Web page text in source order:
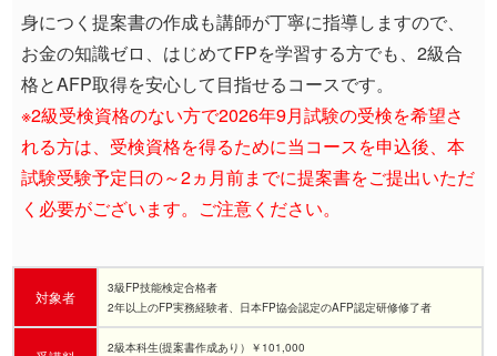
身につく提案書の作成も講師が丁寧に指導しますので、
お金の知識ゼロ、はじめてFPを学習する方でも、2級合
格とAFP取得を安心して目指せるコースです。
※2級受検資格のない方で2026年9月試験の受検を希望さ
れる方は、受検資格を得るために当コースを申込後、本
試験受験予定日の～2ヵ月前までに提案書をご提出いただ
く必要がございます。ご注意ください。
対象者
3級FP技能検定合格者
2年以上のFP実務経験者、日本FP協会認定のAFP認定研修修了者
2級本科生(提案書作成あり）￥101,000